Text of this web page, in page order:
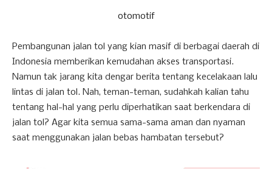
otomotif
Pembangunan jalan tol yang kian masif di berbagai daerah di
Indonesia memberikan kemudahan akses transportasi.
Namun tak jarang kita dengar berita tentang kecelakaan lalu
lintas di jalan tol. Nah, teman-teman, sudahkah kalian tahu
tentang hal-hal yang perlu diperhatikan saat berkendara di
jalan tol? Agar kita semua sama-sama aman dan nyaman
saat menggunakan jalan bebas hambatan tersebut?